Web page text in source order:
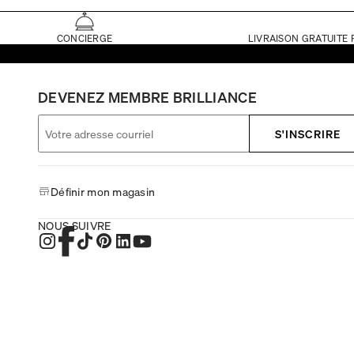
CONCIERGE LIVRAISON GRATUITE
DEVENEZ MEMBRE BRILLIANCE
S'INSCRIRE
Définir mon magasin
NOUS SUIVRE